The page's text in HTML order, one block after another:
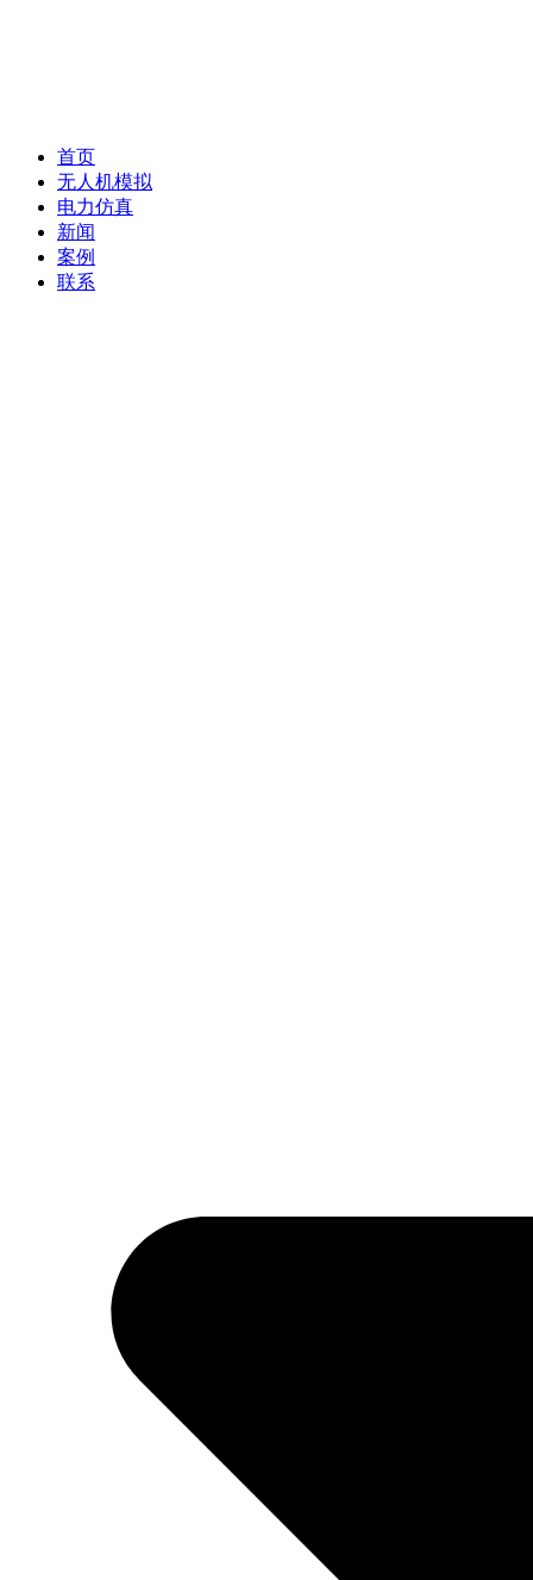
首页
无人机模拟
电力仿真
新闻
案例
联系